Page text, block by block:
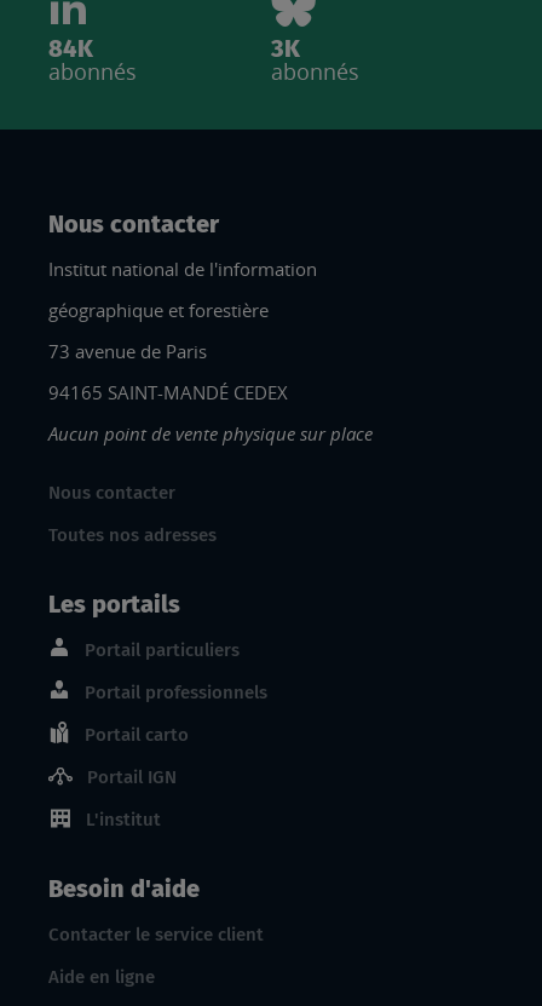
84K
abonnés
3K
abonnés
Nous contacter
Institut national de l'information
géographique et forestière
73 avenue de Paris
94165 SAINT-MANDÉ CEDEX
Aucun point de vente physique sur place
Nous contacter
Toutes nos adresses
Les portails
Portail particuliers
Portail professionnels
Portail carto
Portail IGN
L'institut
Besoin d'aide
Contacter le service client
Aide en ligne